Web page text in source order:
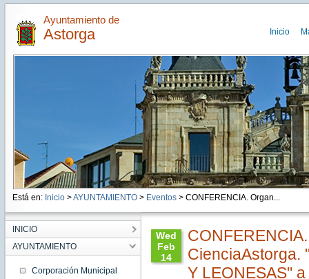
Ayuntamiento de
Astorga Inicio
Está en: Inicio >AYUNTAMIENTO> Eventos> CONFERENCIA. Organ...
INICIO
AYUNTAMIENTO
Corporación Municipal
Wed
Feb
14
20:00:00
CienciaAstorga.
Y LEONESAS"